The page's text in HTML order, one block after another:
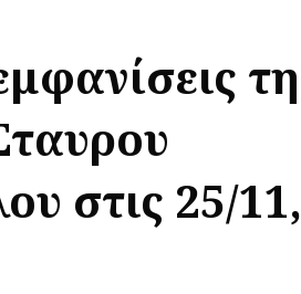
στις 25/